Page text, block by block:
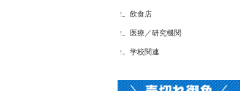
飲食店
医療／研究機関
学校関連